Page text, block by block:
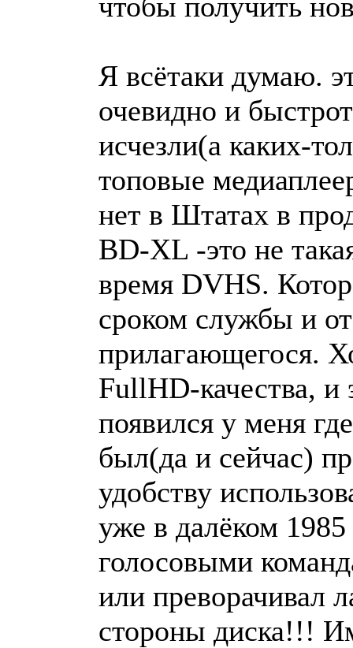
Я всётаки думаю.
очевидно и
исчезли(а каких-
топовые
нет в Штатах в
BD-XL -это не
время DVHS.
сроком службы и
прилагающегося.
FullHD-качества, и
появился у меня
был(да и сейчас)
удобству
уже в далёком
голосовыми
или преворачивал
стороны диска!!!